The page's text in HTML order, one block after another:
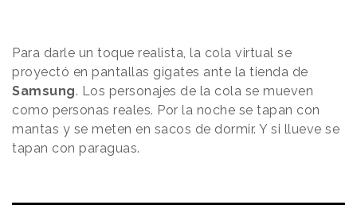
Para darle un toque realista, la cola virtual se
proyectó en pantallas gigates ante la tienda de
Samsung. Los personajes de la cola se mueven
como personas reales. Por la noche se tapan con
mantas y se meten en sacos de dormir. Y si llueve se
tapan con paraguas.